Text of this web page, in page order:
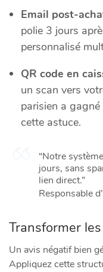
Email post-
polie 3 jours
personnalisé
QR code en
un scan vers
parisien a
cette astuce.
“Notre
jours, sans
lien direct.”
Responsable
Transformer
Un avis négatif bien
Appliquez cette